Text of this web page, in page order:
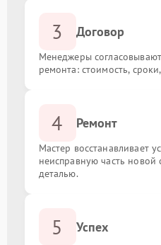
Замена конденсаторов
Установка кулера
Восстановление дорожек
Замена резисторов
3 Договор
Менеджеры
ремонта: стоимость,
4 Ремонт
Мастер восстанавливает
неисправную часть новой
деталью.
5 Успех